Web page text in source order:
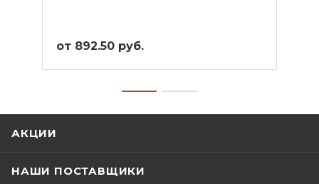
от 892.50 руб.
АКЦИИ
НАШИ ПОСТАВЩИКИ